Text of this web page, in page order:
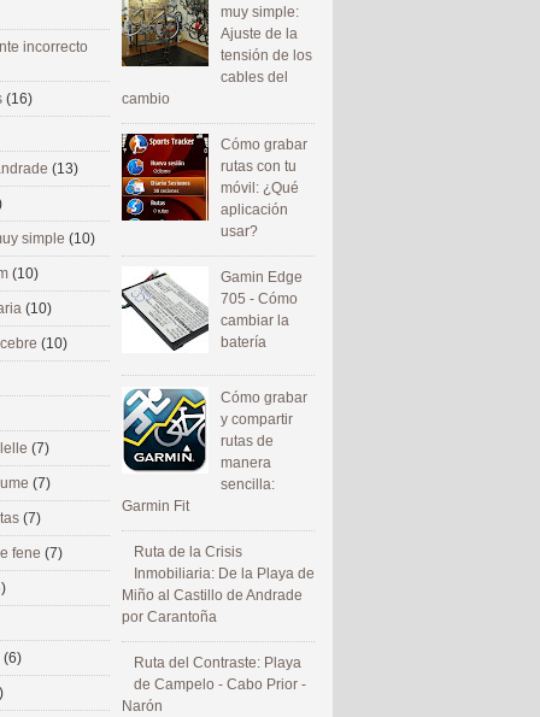
muy simple:
Ajuste de la
tensión de los
cables del
cambio
Cómo grabar
rutas con tu
móvil: ¿Qué
aplicación
usar?
Gamin Edge
705 - Cómo
cambiar la
batería
Cómo grabar
y compartir
rutas de
manera
sencilla:
Garmin Fit
Ruta de la Crisis
Inmobiliaria: De la Playa de
Miño al Castillo de Andrade
por Carantoña
Ruta del Contraste: Playa
de Campelo - Cabo Prior -
Narón
incorrecto
(16)
(13)
simple (10)
(10)
(10)
(10)
(7)
(7)
(7)
fene (7)
(6)